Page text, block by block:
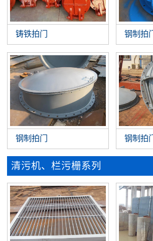
铸铁拍门 钢制拍门
钢制拍门 钢制拍门
清污机、栏污栅系列